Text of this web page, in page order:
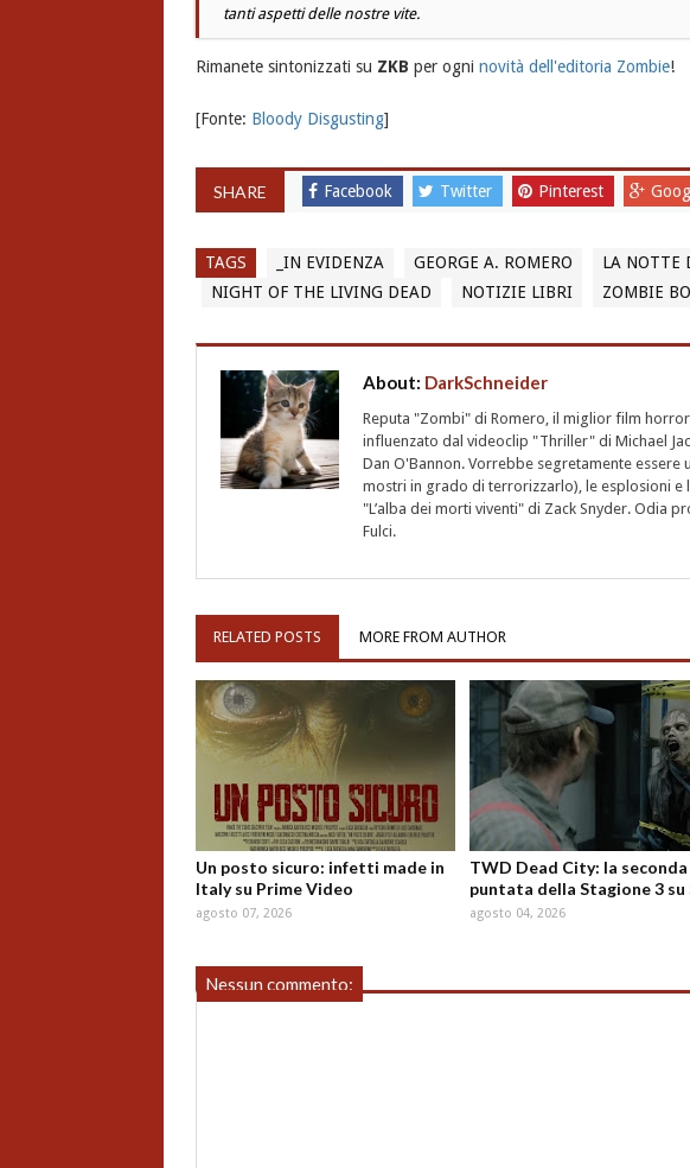
tanti aspetti delle nostre vite.
Rimanete sintonizzati su ZKB per ogni novità dell'editoria Zombie!
[Fonte: Bloody Disgusting]
SHARE Facebook Twitter Pinterest
TAGS _IN EVIDENZA GEORGE A. ROMERO LA NOTTE
NIGHT OF THE LIVING DEAD
NOTIZIE LIBRI ZOMBIE
About: DarkSchneider
Reputa "Zombi" di Romero, il miglior film
influenzato dal videoclip "Thriller" di Michael
Dan O'Bannon. Vorrebbe segretamente essere
mostri in grado di terrorizzarlo), le esplosioni
"L’alba dei morti viventi" di Zack Snyder. Odia
Fulci.
RELATED POSTS MORE FROM AUTHOR
Un posto sicuro: infetti made in
Italy su Prime Video
agosto 07, 2026
TWD Dead City: la seconda
puntata della Stagione 3 su
agosto 04, 2026
Nessun commento: